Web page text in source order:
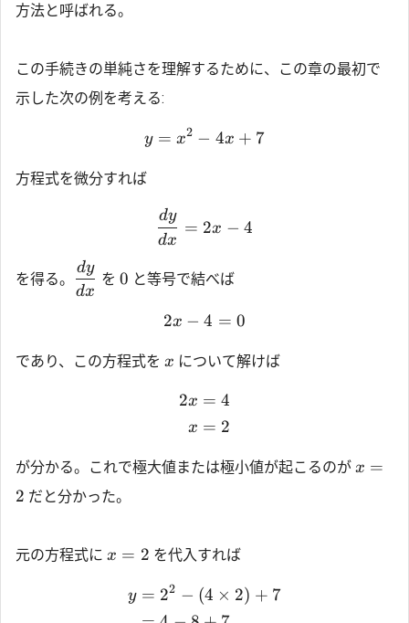
方法と呼ばれる。
この手続きの単純さを理解するために、この章の最初で
示した次の例を考える:
y = x2 − 4x + 7
方程式を微分すれば
dx
dy
= 2x − 4
を得る。
dx
dy
を 0 と等号で結べば
2x − 4 = 0
であり、この方程式を x について解けば
2x
x
= 4
= 2
が分かる。これで極大値または極小値が起こるのが x =
2 だと分かった。
元の方程式に x = 2 を代入すれば
y = 22 − (4 × 2) + 7